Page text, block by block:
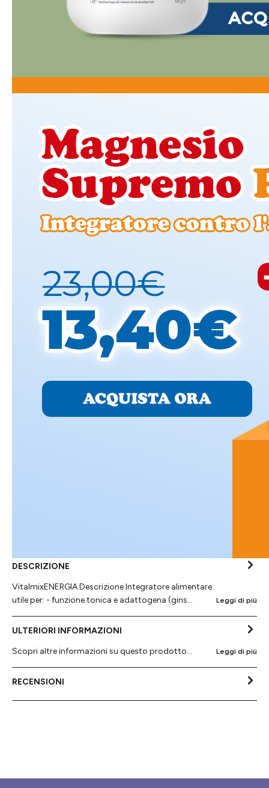
DESCRIZIONE
VitalmixENERGIA Descrizione Integratore alimentare
utile per: - funzione tonica e adattogena (gins…
Leggi di più
ULTERIORI INFORMAZIONI
Scopri altre informazioni su questo prodotto...
Leggi di più
RECENSIONI